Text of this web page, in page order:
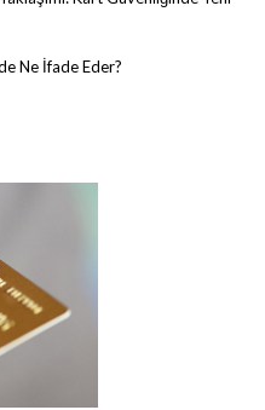
Ne İfade Eder?